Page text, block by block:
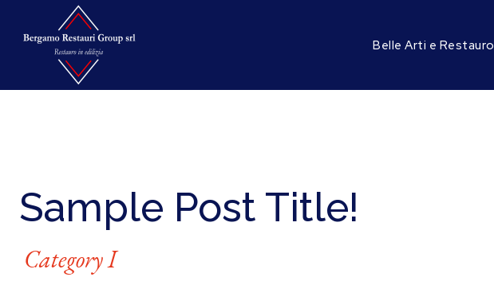
Belle Arti e Restauro
Sample Post Title!
Category I